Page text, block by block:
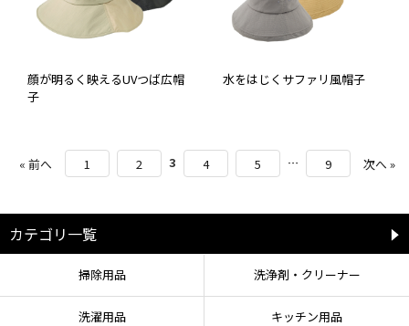
顔が明るく映えるUVつば広帽
子
水をはじくサファリ風帽子
« 前へ 1 2 3 4 5 … 9 次へ »
カテゴリ一覧
掃除用品 洗浄剤・クリーナー
洗濯用品 キッチン用品